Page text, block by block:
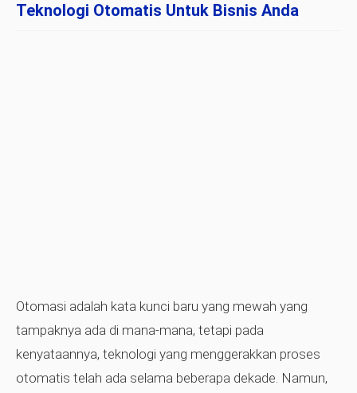
Teknologi Otomatis Untuk Bisnis Anda
Otomasi adalah kata kunci baru yang mewah yang
tampaknya ada di mana-mana, tetapi pada
kenyataannya, teknologi yang menggerakkan proses
otomatis telah ada selama beberapa dekade. Namun,